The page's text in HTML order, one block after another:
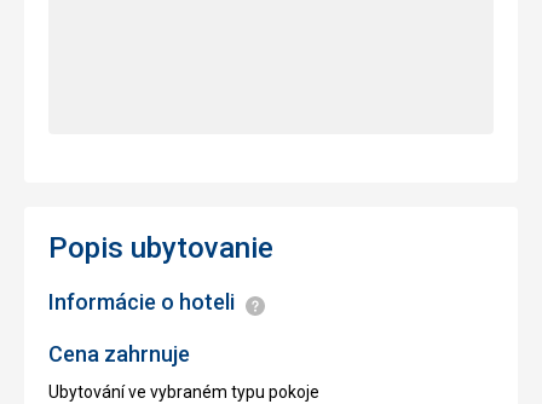
Cena zahrnuje
Ubytování ve vybraném typu pokoje
Popis ubytovanie
Informácie o hoteli Informácie